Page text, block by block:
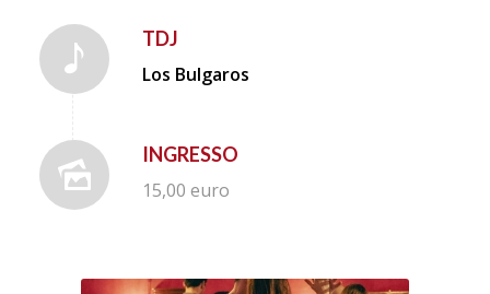
TDJ
Los Bulgaros
INGRESSO
15,00 euro